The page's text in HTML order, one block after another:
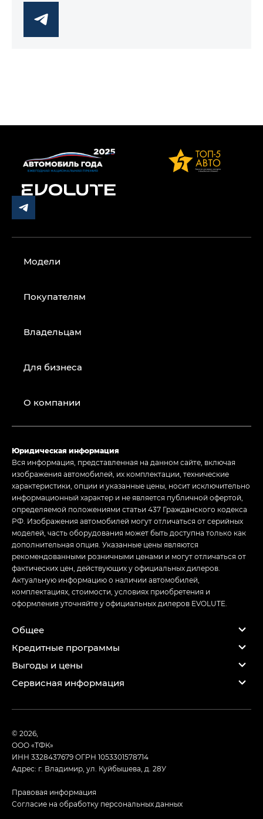
Модели
Покупателям
Владельцам
Для бизнеса
О компании
Юридическая информация
Вся информация, представленная на данном сайте, включая
изображения автомобилей, их комплектации, технические
характеристики, опции и указанные цены, носит исключительно
информационный характер и не является публичной офертой,
определяемой положениями статьи 437 Гражданского кодекса
РФ. Изображения автомобилей могут отличаться от серийных
моделей, часть оборудования может быть доступна только как
дополнительная опция. Указанные цены являются
рекомендованными розничными ценами и могут отличаться от
фактических цен, действующих у официальных дилеров.
Актуальную информацию о наличии автомобилей,
комплектациях, стоимости, условиях приобретения и
оформления уточняйте у официальных дилеров EVOLUTE.
Общее
Кредитные программы
Выгоды и цены
Сервисная информация
© 2026,
ООО «ТФК»
ИНН 3328437679ОГРН 1053301578714
Адрес: г. Владимир, ул. Куйбышева, д. 28У
Правовая информация
Согласие на обработку персональных данных